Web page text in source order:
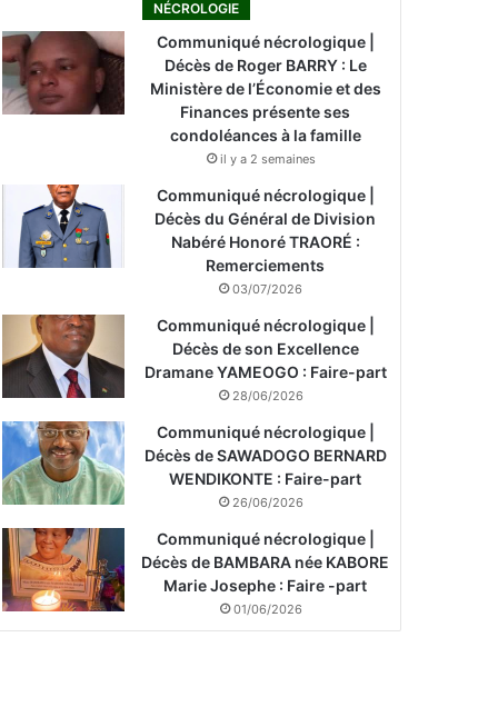
NÉCROLOGIE
Communiqué nécrologique |
Décès de Roger BARRY : Le
Ministère de l’Économie et des
Finances présente ses
condoléances à la famille
il y a 2 semaines
Communiqué nécrologique |
Décès du Général de Division
Nabéré Honoré TRAORÉ :
Remerciements
03/07/2026
Communiqué nécrologique |
Décès de son Excellence
Dramane YAMEOGO : Faire-part
28/06/2026
Communiqué nécrologique |
Décès de SAWADOGO BERNARD
WENDIKONTE : Faire-part
26/06/2026
Communiqué nécrologique |
Décès de BAMBARA née KABORE
Marie Josephe : Faire -part
01/06/2026